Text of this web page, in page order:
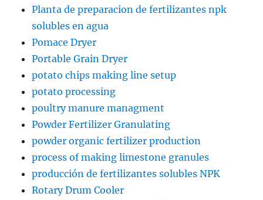
Planta de preparacion de fertilizantes npk
solubles en agua
Pomace Dryer
Portable Grain Dryer
potato chips making line setup
potato processing
poultry manure managment
Powder Fertilizer Granulating
powder organic fertilizer production
process of making limestone granules
producción de fertilizantes solubles NPK
Rotary Drum Cooler